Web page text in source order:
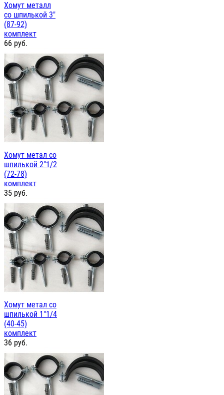
Хомут металл
со шпилькой 3"
(87-92)
комплект
66 руб.
Хомут метал со
шпилькой 2"1/2
(72-78)
комплект
35 руб.
Хомут метал со
шпилькой 1"1/4
(40-45)
комплект
36 руб.